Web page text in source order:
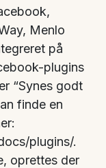
Menlo
på
plugins
“Synes godt
finde en
plugins/.
oprettes der